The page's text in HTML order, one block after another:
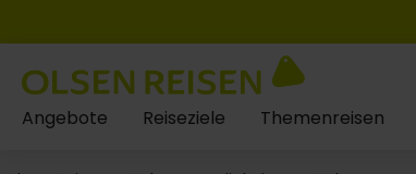
Angebote Reiseziele Themenreisen